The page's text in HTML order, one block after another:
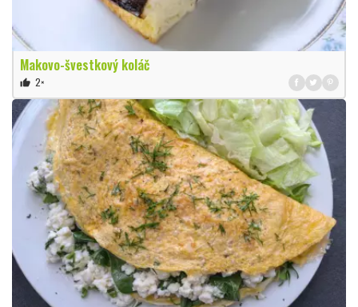
Makovo-švestkový koláč
thumb_up 2×